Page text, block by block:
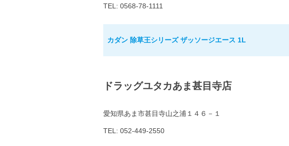
TEL: 0568-78-1111
カダン 除草王シリーズ ザッソージエース 1L
ドラッグユタカあま甚目寺店
愛知県あま市甚目寺山之浦１４６－１
TEL: 052-449-2550